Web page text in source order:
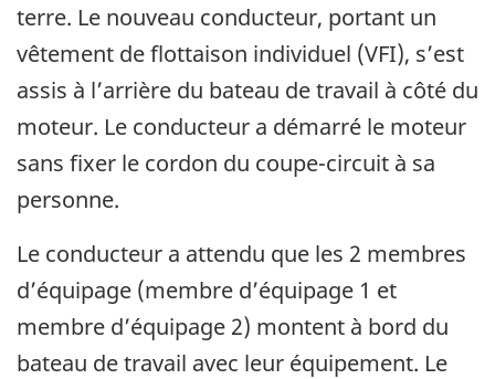
terre. Le nouveau conducteur, portant un
vêtement de flottaison individuel (VFI), s’est
assis à l’arrière du bateau de travail à côté du
moteur. Le conducteur a démarré le moteur
sans fixer le cordon du coupe-circuit à sa
personne.
Le conducteur a attendu que les 2 membres
d’équipage (membre d’équipage 1 et
membre d’équipage 2) montent à bord du
bateau de travail avec leur équipement. Le